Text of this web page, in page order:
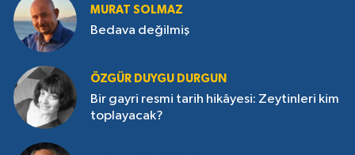
MURAT SOLMAZ
Bedava değilmiş
ÖZGÜR DUYGU DURGUN
Bir gayri resmi tarih hikâyesi: Zeytinleri kim
toplayacak?